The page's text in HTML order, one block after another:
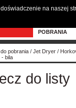
POBRANIA
pobrania / Jet Dryer /
- bila
do listy
na naszej